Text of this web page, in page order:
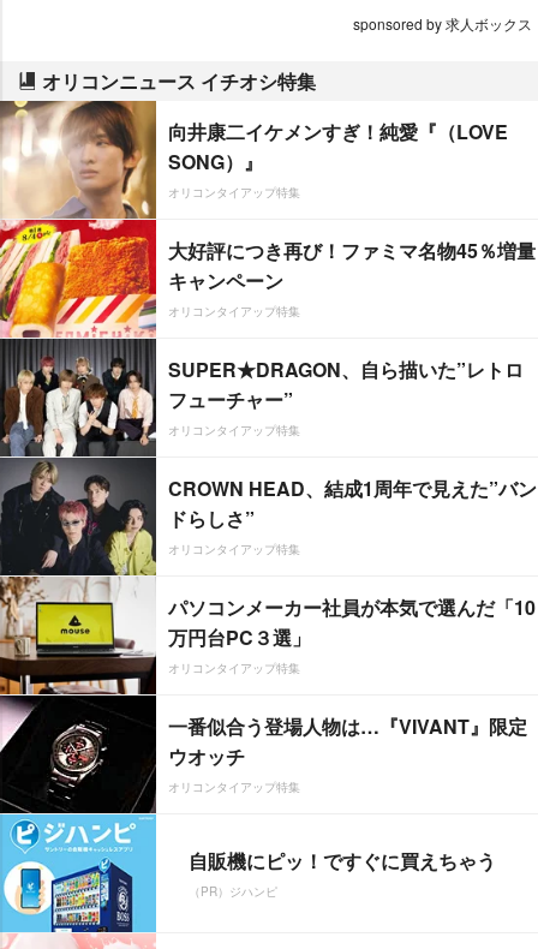
sponsored by 求人ボックス
オリコンニュース イチオシ特集
向井康二イケメンすぎ！純愛『（LOVE
SONG）』
オリコンタイアップ特集
大好評につき再び！ファミマ名物45％増量
キャンペーン
オリコンタイアップ特集
SUPER★DRAGON、自ら描いた”レトロ
フューチャー”
オリコンタイアップ特集
CROWN HEAD、結成1周年で見えた”バン
ドらしさ”
オリコンタイアップ特集
パソコンメーカー社員が本気で選んだ「10
万円台PC３選」
オリコンタイアップ特集
一番似合う登場人物は…『VIVANT』限定
ウオッチ
オリコンタイアップ特集
自販機にピッ！ですぐに買えちゃう
（PR）ジハンピ